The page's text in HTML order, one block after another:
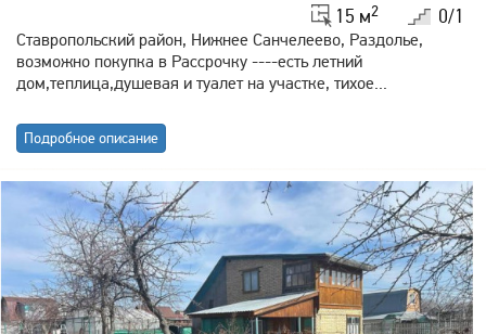
0/1
15 м2
Ставропольский район, Нижнее Санчелеево, Раздолье,
возможно покупка в Рассрочку ----есть летний
дом,теплица,душевая и туалет на участке, тихое...
Подробное описание